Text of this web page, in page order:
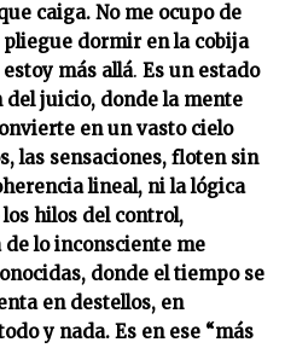
caiga. No me ocupo de
dormir en la cobija
más allá. Es un estado
del juicio, donde la mente
en un vasto cielo
las sensaciones, floten sin
lineal, ni la lógica
hilos del control,
lo inconsciente me
donde el tiempo se
en destellos, en
y nada. Es en ese “más